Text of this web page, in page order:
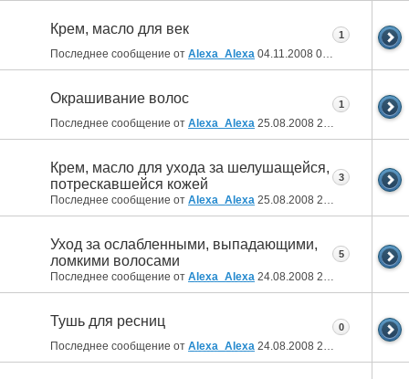
Крем, масло для век
Последнее сообщение от Alexa_Alexa 04.11.2008 00:10
1
Окрашивание волос
Последнее сообщение от Alexa_Alexa 25.08.2008 21:42
1
Крем, масло для ухода за шелушащейся,
потрескавшейся кожей
Последнее сообщение от Alexa_Alexa 25.08.2008 21:12
3
Уход за ослабленными, выпадающими,
ломкими волосами
Последнее сообщение от Alexa_Alexa 24.08.2008 23:53
5
Тушь для ресниц
Последнее сообщение от Alexa_Alexa 24.08.2008 23:48
0